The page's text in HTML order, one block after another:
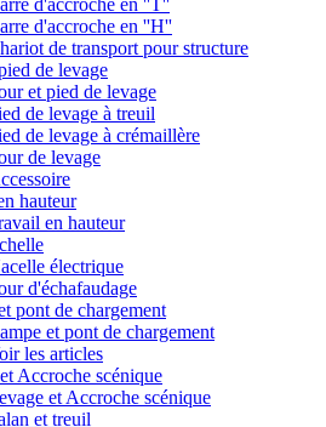
d'accroche en ''T''
d'accroche en ''H''
de transport pour structure
de levage
et pied de levage
de levage à treuil
de levage à crémaillère
de levage
hauteur
en hauteur
électrique
d'échafaudage
pont de chargement
et pont de chargement
les articles
Accroche scénique
et Accroche scénique
et treuil